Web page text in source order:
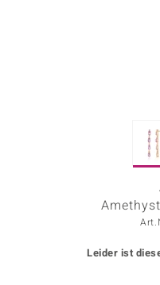
Leider ist